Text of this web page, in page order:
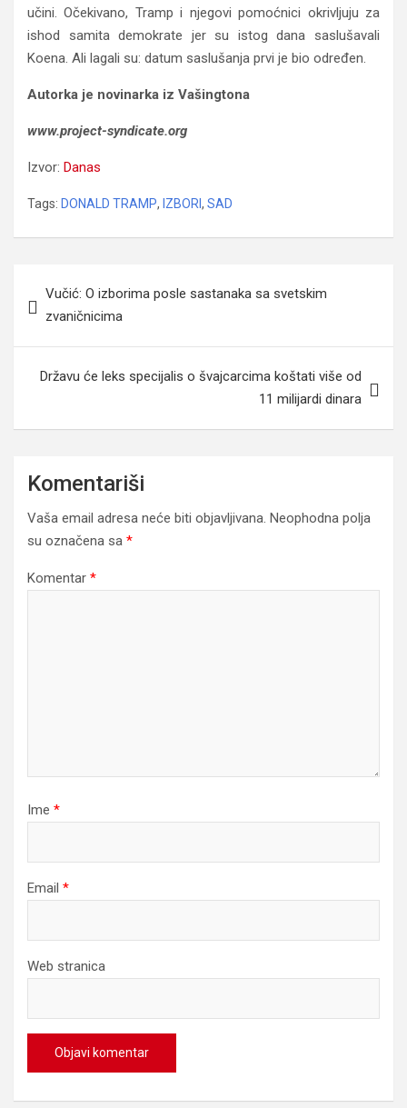
učini. Očekivano, Tramp i njegovi pomoćnici okrivljuju za
ishod samita demokrate jer su istog dana saslušavali
Koena. Ali lagali su: datum saslušanja prvi je bio određen.
Autorka je novinarka iz Vašingtona
www.project-syndicate.org
Izvor: Danas
Tags: DONALD TRAMP, IZBORI, SAD
članaka
Vučić: O izborima posle sastanaka sa svetskim
zvaničnicima
Državu će leks specijalis o švajcarcima koštati više od
11 milijardi dinara
Komentariši
Vaša email adresa neće biti objavljivana. Neophodna polja
su označena sa *
Komentar *
Ime *
Email *
Web stranica